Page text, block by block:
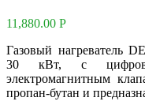
11,880.00 Р
Газовый нагреватель
30 кВт, с
электромагнитным
пропан-бутан и